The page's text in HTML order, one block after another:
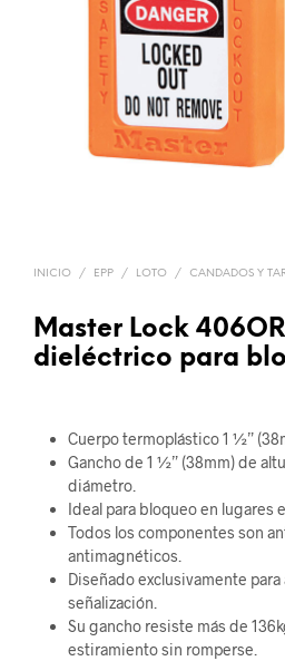
INICIO / EPP / LOTO / CANDADOS Y
Master Lock
dieléctrico para
Cuerpo termoplástico 1 ½”
Gancho de 1 ½” (38mm) de
diámetro.
Ideal para bloqueo en lugares
Todos los componentes son
antimagnéticos.
Diseñado exclusivamente
señalización.
Su gancho resiste más de
estiramiento sin romperse.